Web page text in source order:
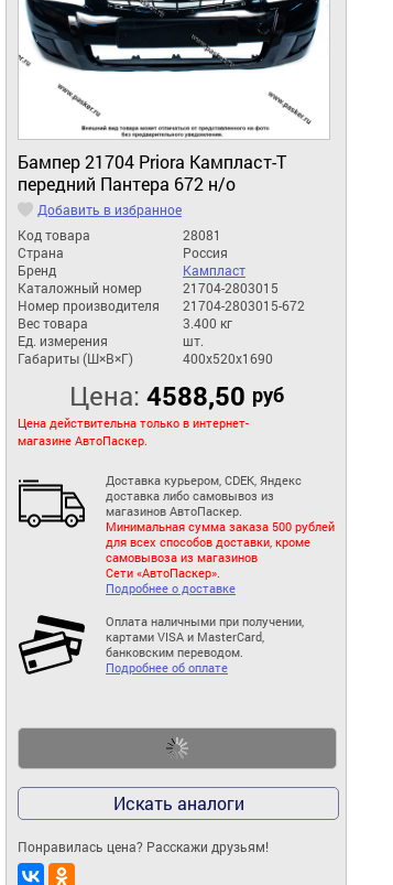
Бампер 21704 Priora Кампласт-Т
передний Пантера 672 н/о
Добавить в избранное
Код товара
28081
Страна
Россия
Бренд
Кампласт
Каталожный номер
21704-2803015
Номер производителя
21704-2803015-672
Вес товара
3.400 кг
Ед. измерения
шт.
Габариты (Ш×В×Г)
400x520x1690
Цена: 4588,50 руб
Цена действительна только в интернет-
магазине АвтоПаскер.
Доставка курьером, CDEK, Яндекс
доставка либо самовывоз из
магазинов АвтоПаскер.
Минимальная сумма заказа 500 рублей
для всех способов доставки, кроме
самовывоза из магазинов
Сети «АвтоПаскер».
Подробнее о доставке
Оплата наличными при получении,
картами VISA и MasterCard,
банковским переводом.
Подробнее об оплате
Искать аналоги
Понравилась цена? Расскажи друзьям!